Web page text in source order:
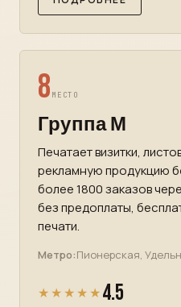
8 МЕСТО
Группа М
Печатает визитки,
рекламную продукцию
более 1800 заказов
без предоплаты,
печати.
Метро:Пионерская,
★★★★★ 4.5